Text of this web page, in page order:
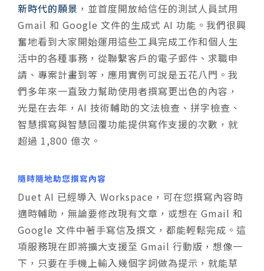
新時代的願景 ，並首度開放給信任的測試人員試用
Gmail 和 Google 文件的生成式 AI 功能。我們很興
奮地看到大家開始運用這些工具完成工作和個人生
活中的各種事務，從聯繫客戶的電子郵件、求職申
請、專案計畫到等，應用實例可說是五花八門。我
們多年來一直致力幫助使用者撰寫更出色的內容，
光是在去年，AI 技術輔助的文法檢查、拼字檢查、
智慧撰寫與智慧回覆功能提供寫作支援的次數，就
超過 1,800 億次。
隨時隨地助您撰寫內容
Duet AI 已經導入 Workspace，可在您撰寫內容時
適時輔助，無論要修改現有文章，或想在 Gmail 和
Google 文件中著手寫信及撰文，都能輕鬆完成。這
項服務現在即將擴大支援至 Gmail 行動版，想像一
下，只要在手機上輸入幾個字詞做為提示，就能草